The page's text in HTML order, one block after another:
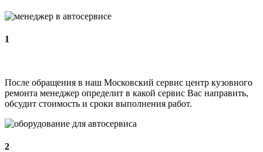
1
После обращения в наш Московский сервис центр кузовного
ремонта менеджер определит в какой сервис Вас направить,
обсудит стоимость и сроки выполнения работ.
2